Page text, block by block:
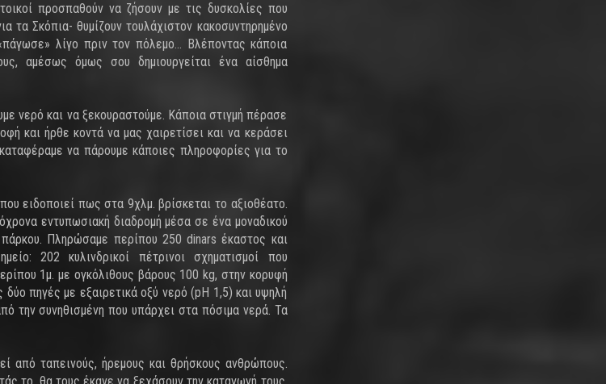
προσπαθούν να ζήσουν με τις δυσκολίες που
τα Σκόπια- θυμίζουν τουλάχιστον κακοσυντηρημένο
λίγο πριν τον πόλεμο… Βλέποντας κάποια
αμέσως όμως σου δημιουργείται ένα αίσθημα
νερό και να ξεκουραστούμε. Κάποια στιγμή πέρασε
και ήρθε κοντά να μας χαιρετίσει και να κεράσει
να πάρουμε κάποιες πληροφορίες για το
ειδοποιεί πως στα 9χλμ. βρίσκεται το αξιοθέατο.
εντυπωσιακή διαδρομή μέσα σε ένα μοναδικού
Πληρώσαμε περίπου 250 dinars έκαστος και
202 κυλινδρικοί πέτρινοι σχηματισμοί που
1μ. με ογκόλιθους βάρους 100 kg, στην κορυφή
πηγές με εξαιρετικά οξύ νερό (pH 1,5) και υψηλή
την συνηθισμένη που υπάρχει στα πόσιμα νερά. Τα
από ταπεινoύς, ήρεμους και θρήσκους ανθρώπους.